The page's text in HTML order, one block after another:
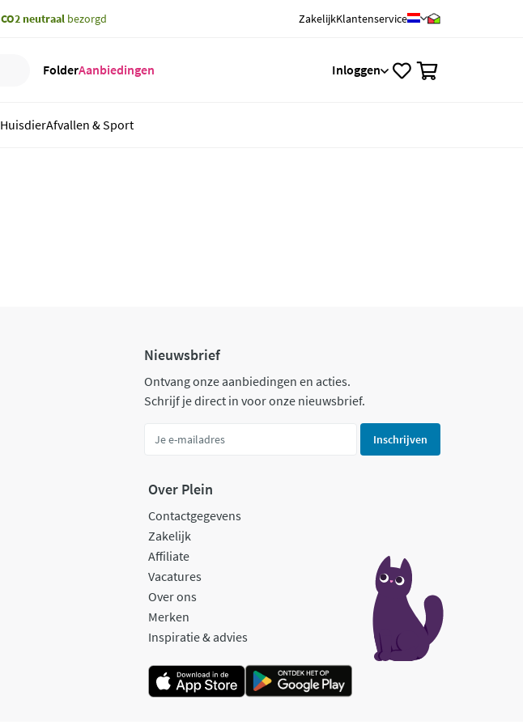
CO2 neutraal bezorgd ZakelijkKlantenservice
FolderAanbiedingen Inloggen
HuisdierAfvallen & Sport
Nieuwsbrief
Ontvang onze aanbiedingen en acties.
Schrijf je direct in voor onze nieuwsbrief.
Inschrijven
Over Plein
Contactgegevens
Zakelijk
Affiliate
Vacatures
Over ons
Merken
Inspiratie & advies